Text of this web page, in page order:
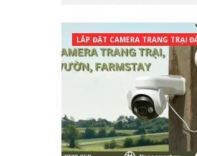
LẮP ĐẶT CAMERA TRANG TRẠI